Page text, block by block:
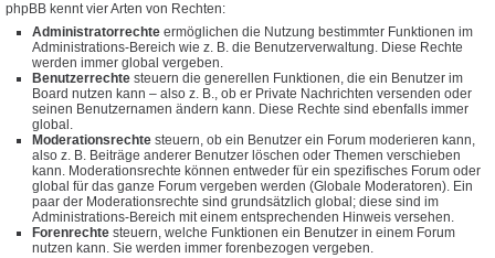
phpBB kennt vier Arten von Rechten:
Administratorrechte ermöglichen die Nutzung bestimmter Funktionen im
Administrations-Bereich wie z. B. die Benutzerverwaltung. Diese Rechte
werden immer global vergeben.
Benutzerrechte steuern die generellen Funktionen, die ein Benutzer im
Board nutzen kann – also z. B., ob er Private Nachrichten versenden oder
seinen Benutzernamen ändern kann. Diese Rechte sind ebenfalls immer
global.
Moderationsrechte steuern, ob ein Benutzer ein Forum moderieren kann,
also z. B. Beiträge anderer Benutzer löschen oder Themen verschieben
kann. Moderationsrechte können entweder für ein spezifisches Forum oder
global für das ganze Forum vergeben werden (Globale Moderatoren). Ein
paar der Moderationsrechte sind grundsätzlich global; diese sind im
Administrations-Bereich mit einem entsprechenden Hinweis versehen.
Forenrechte steuern, welche Funktionen ein Benutzer in einem Forum
nutzen kann. Sie werden immer forenbezogen vergeben.